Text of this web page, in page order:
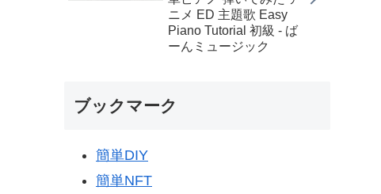
ニメ ED 主題歌 Easy
Piano Tutorial 初級 - ば
ーんミュージック
ブックマーク
簡単DIY
簡単NFT